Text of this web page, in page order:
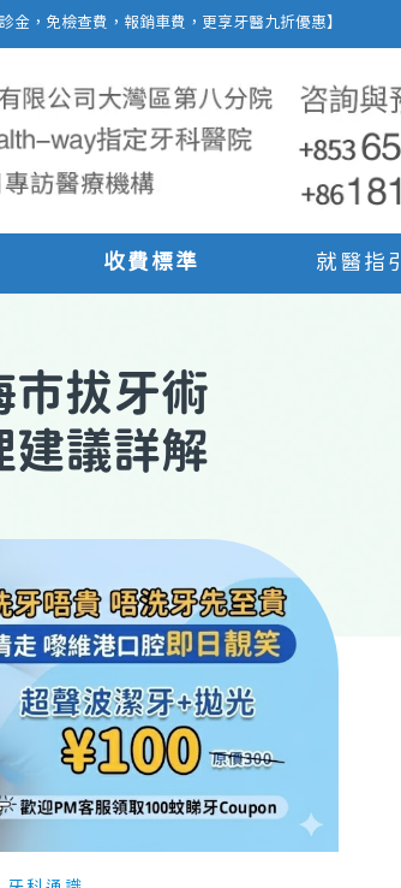
，免檢查費，報銷車費，更享牙醫九折優惠】
收費標準 就醫指引
市拔牙術
建議詳解